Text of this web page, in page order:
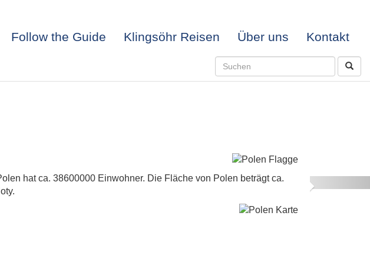
Follow the Guide Klingsöhr Reisen Über uns Kontakt
Next
hat ca. 38600000 Einwohner. Die Fläche von Polen beträgt ca.